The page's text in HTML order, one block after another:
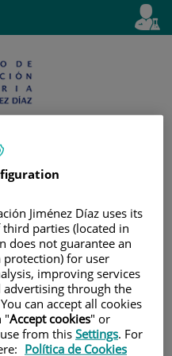
Active
en
Jiménez Díaz uses its
parties (located in
does not guarantee an
protection) for user
improving services
through the
can accept all cookies
"Accept cookies" or
from thisSettings. For
Política de Cookies